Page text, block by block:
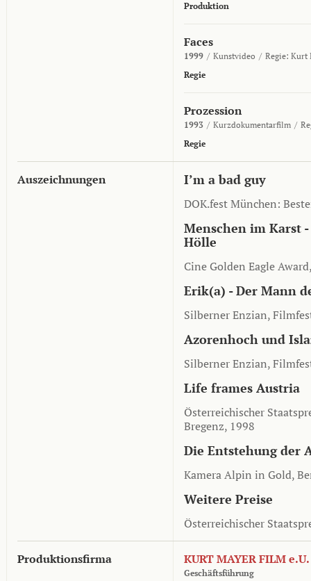
Produktion
Faces
1999 / Kunstvideo / Regie: Kurt
Regie
Prozession
1993 / Kurzdokumentarfilm /
Regie
Auszeichnungen I’m a bad guy
DOK.fest München:
Menschen im Karst
Hölle
Cine Golden Eagle
Erik(a) - Der Mann
Silberner Enzian,
Azorenhoch und
Silberner Enzian,
Life frames Austria
Österreichischer
Bregenz, 1998
Die Entstehung der
Kamera Alpin in Gold,
Weitere Preise
Österreichischer
Produktionsfirma KURT MAYER FILM e.U.
Geschäftsführung